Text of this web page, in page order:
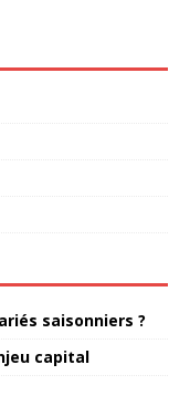
saisonniers ?
capital